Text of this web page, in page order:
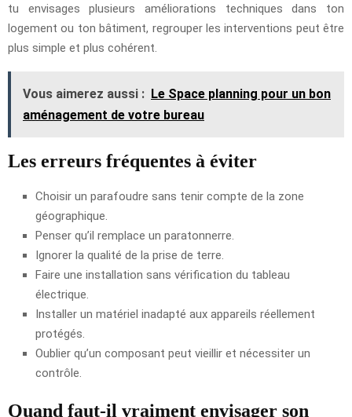
tu envisages plusieurs améliorations techniques dans ton
logement ou ton bâtiment, regrouper les interventions peut être
plus simple et plus cohérent.
Vous aimerez aussi : Le Space planning pour un bon
aménagement de votre bureau
Les erreurs fréquentes à éviter
Choisir un parafoudre sans tenir compte de la zone
géographique.
Penser qu’il remplace un paratonnerre.
Ignorer la qualité de la prise de terre.
Faire une installation sans vérification du tableau
électrique.
Installer un matériel inadapté aux appareils réellement
protégés.
Oublier qu’un composant peut vieillir et nécessiter un
contrôle.
Quand faut-il vraiment envisager son